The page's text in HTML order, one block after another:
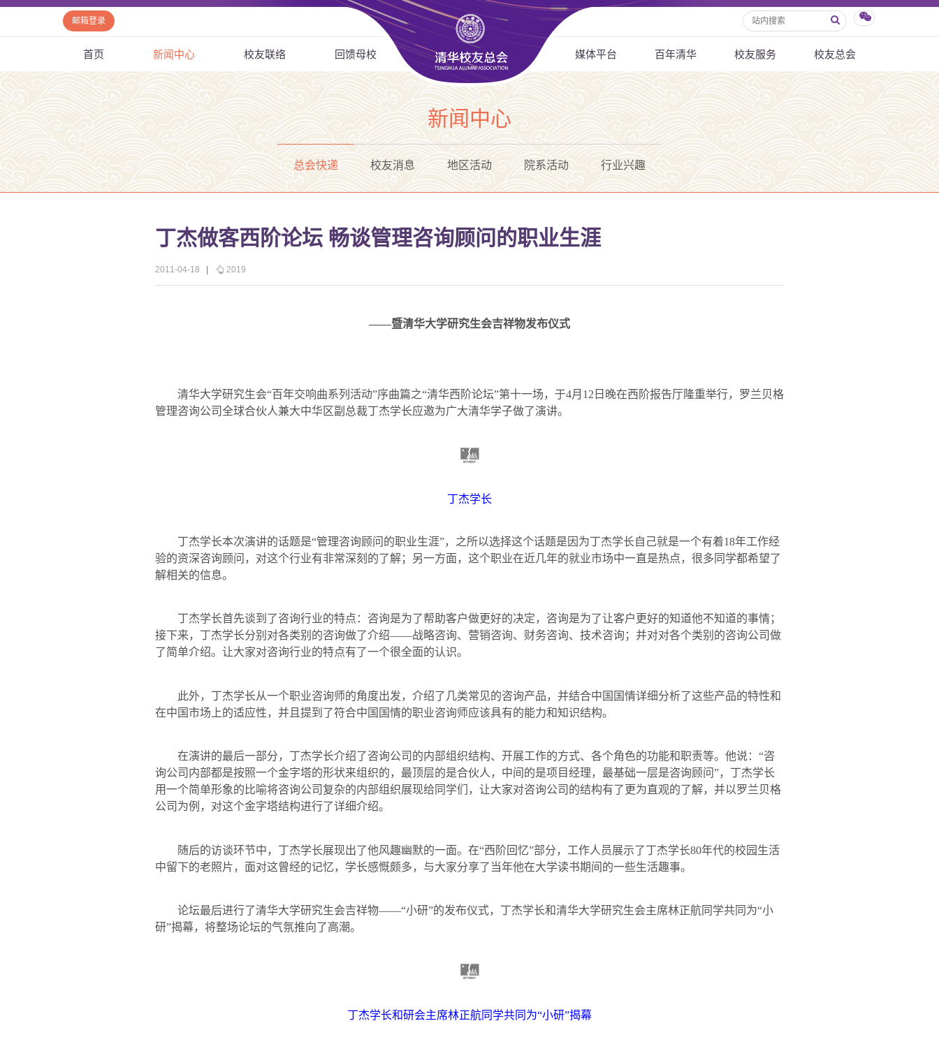
邮箱登录
首页 新闻中心 校友联络 回馈母校 媒体平台 百年清华 校友服务 校友总会
新闻中心
总会快递 校友消息 地区活动 院系活动 行业兴趣
丁杰做客西阶论坛 畅谈管理咨询顾问的职业生涯
2011-04-18 2019
——暨清华大学研究生会吉祥物发布仪式
清华大学研究生会“百年交响曲系列活动”序曲篇之“清华西阶论坛”第十一场，于4月 12 日晚在西阶报告厅隆重举行，罗兰贝格
管理咨询公司全球合伙人兼大中华区副总裁丁杰学长应邀为广大清华学子做了演讲。
丁杰学长
丁杰学长本次演讲的话题是“管理咨询顾问的职业生涯”，之所以选择这个话题是因为丁杰学长自己就是一个有着18年工作经
验的资深咨询顾问，对这个行业有非常深刻的了解；另一方面，这个职业在近几年的就业市场中一直是热点，很多同学都希望了
解相关的信息。
丁杰学长首先谈到了咨询行业的特点：咨询是为了帮助客户做更好的决定，咨询是为了让客户更好的知道他不知道的事情；
接下来，丁杰学长分别对各类别的咨询做了介绍——战略咨询、营销咨询、财务咨询、技术咨询；并对对各个类别的咨询公司做
了简单介绍。让大家对咨询行业的特点有了一个很全面的认识。
此外，丁杰学长从一个职业咨询师的角度出发，介绍了几类常见的咨询产品，并结合中国国情详细分析了这些产品的特性和
在中国市场上的适应性，并且提到了符合中国国情的职业咨询师应该具有的能力和知识结构。
在演讲的最后一部分，丁杰学长介绍了咨询公司的内部组织结构、开展工作的方式、各个角色的功能和职责等。他说：“咨
询公司内部都是按照一个金字塔的形状来组织的，最顶层的是合伙人，中间的是项目经理，最基础一层是咨询顾问”，丁杰学长
用一个简单形象的比喻将咨询公司复杂的内部组织展现给同学们，让大家对咨询公司的结构有了更为直观的了解，并以罗兰贝格
公司为例，对这个金字塔结构进行了详细介绍。
随后的访谈环节中，丁杰学长展现出了他风趣幽默的一面。在“西阶回忆”部分，工作人员展示了丁杰学长80年代的校园生活
中留下的老照片，面对这曾经的记忆，学长感慨颇多，与大家分享了当年他在大学读书期间的一些生活趣事。
论坛最后进行了清华大学研究生会吉祥物——“小研”的发布仪式，丁杰学长和清华大学研究生会主席林正航同学共同为“小
研”揭幕，将整场论坛的气氛推向了高潮。
丁杰学长和研会主席林正航同学共同为“小研”揭幕